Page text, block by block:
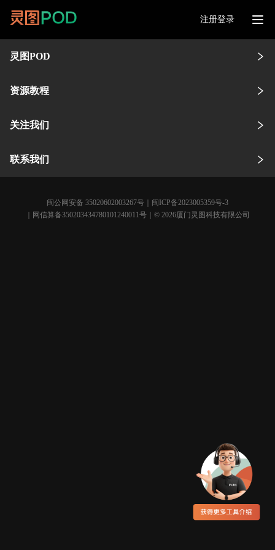
注册登录
灵图POD
资源教程
关注我们
联系我们
闽公网安备 35020602003267号
闽ICP备2023005359号-3
｜网信算备350203434780101240011号｜© 2026厦门灵图科技有限公司